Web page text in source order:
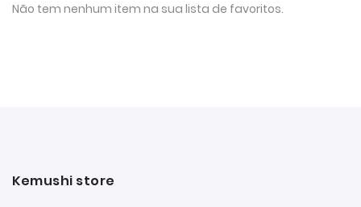
Não tem nenhum item na sua lista de favoritos.
Kemushi store